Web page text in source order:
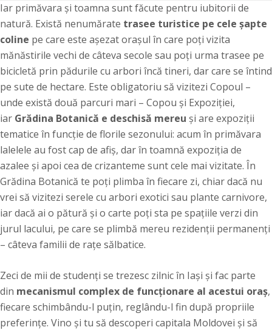
Iar primăvara și toamna sunt făcute pentru iubitorii de
natură. Există nenumărate trasee turistice pe cele șapte
coline pe care este așezat orașul în care poți vizita
mănăstirile vechi de câteva secole sau poți urma trasee pe
bicicletă prin pădurile cu arbori încă tineri, dar care se întind
pe sute de hectare. Este obligatoriu să vizitezi Copoul –
unde există două parcuri mari – Copou și Expoziției,
iar Grădina Botanică e deschisă mereu și are expoziții
tematice în funcție de florile sezonului: acum în primăvara
lalelele au fost cap de afiș, dar în toamnă expoziția de
azalee și apoi cea de crizanteme sunt cele mai vizitate. În
Grădina Botanică te poți plimba în fiecare zi, chiar dacă nu
vrei să vizitezi serele cu arbori exotici sau plante carnivore,
iar dacă ai o pătură și o carte poți sta pe spațiile verzi din
jurul lacului, pe care se plimbă mereu rezidenții permanenți
– câteva familii de rațe sălbatice.
Zeci de mii de studenți se trezesc zilnic în Iași și fac parte
din mecanismul complex de funcționare al acestui oraș,
fiecare schimbându-l puțin, reglându-l fin după propriile
preferințe. Vino și tu să descoperi capitala Moldovei și să